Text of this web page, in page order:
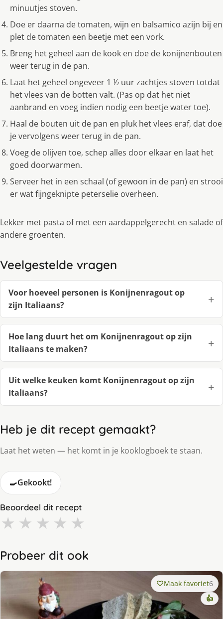
minuutjes stoven.
Doe er daarna de tomaten, wĳn en balsamico azĳn bĳ en
plet de tomaten een beetje met een vork.
Breng het geheel aan de kook en doe de konĳnenbouten
weer terug in de pan.
Laat het geheel ongeveer 1 ½ uur zachtjes stoven totdat
het vlees van de botten valt. (Pas op dat het niet
aanbrand en voeg indien nodig een beetje water toe).
Haal de bouten uit de pan en pluk het vlees eraf, dat doe
je vervolgens weer terug in de pan.
Voeg de olĳven toe, schep alles door elkaar en laat het
goed doorwarmen.
Serveer het in een schaal (of gewoon in de pan) en strooi
er wat fijngeknipte peterselie overheen.
Lekker met pasta of met een aardappelgerecht en salade of
andere groenten.
Veelgestelde vragen
Voor hoeveel personen is Konijnenragout op
zijn Italiaans?
Hoe lang duurt het om Konijnenragout op zijn
Italiaans te maken?
Uit welke keuken komt Konijnenragout op zijn
Italiaans?
Heb je dit recept gemaakt?
Laat het weten — het komt in je kooklogboek te staan.
🍳Gekookt!
Beoordeel dit recept
★ ★ ★ ★ ★
Probeer dit ook
Maak favoriet6
👍